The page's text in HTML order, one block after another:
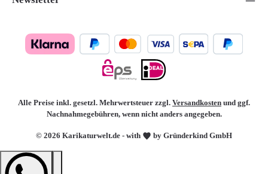
© 2026 Karikaturwelt.de - with by Gründerkind GmbH
Alle Preise inkl. gesetzl. Mehrwertsteuer zzgl. Versandkosten und ggf.
Nachnahmegebühren, wenn nicht anders angegeben.